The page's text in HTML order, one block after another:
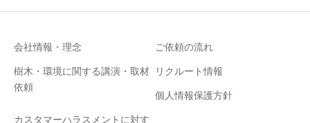
会社情報・理念 ご依頼の流れ
樹木・環境に関する講演・取材
依頼
リクルート情報
個人情報保護方針
カスタマーハラスメントに対す